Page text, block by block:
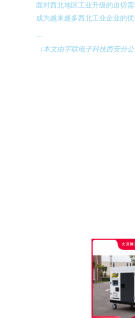
面对西北地区工业升级的迫切
成为越来越多西北工业企业的
---
（本文由宇联电子科技西安分